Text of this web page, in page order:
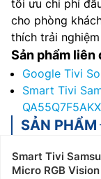
tối ưu chi phí
cho phòng
thích trải
Sản phẩm liên
Google Tivi
Smart Tivi
SẢN
Smart Tivi
Micro RGB